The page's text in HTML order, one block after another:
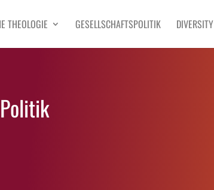
THEOLOGIE GESELLSCHAFTSPOLITIK DIVERSITY